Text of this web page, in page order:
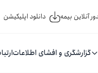
آنلاین بیمه دانلود اپلیکیشن
گزارشگری و افشای اطلاعات